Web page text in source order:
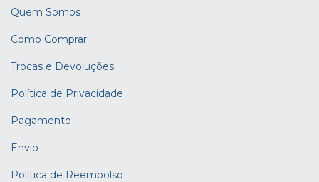
Quem Somos
Como Comprar
Trocas e Devoluções
Política de Privacidade
Pagamento
Envio
Política de Reembolso